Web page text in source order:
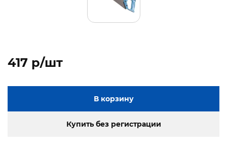
417 p/шт
В корзину
Купить без регистрации